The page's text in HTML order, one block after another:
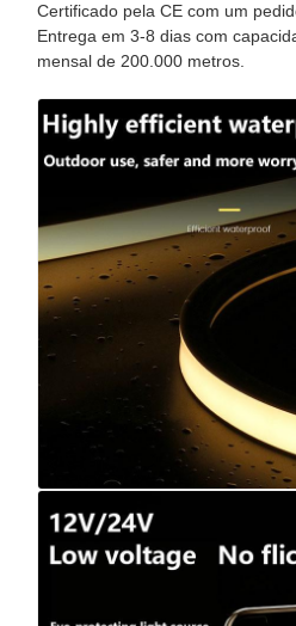
Certificado pela CE com um
Entrega em 3-8 dias com
mensal de 200.000 metros.